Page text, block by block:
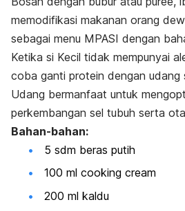
memodifikasi makanan orang
sebagai menu MPASI dengan
Ketika si Kecil tidak mempunyai
coba ganti protein dengan udang
Udang bermanfaat untuk
perkembangan sel tubuh serta
Bahan-bahan:
5 sdm beras putih
100 ml cooking cream
200 ml kaldu